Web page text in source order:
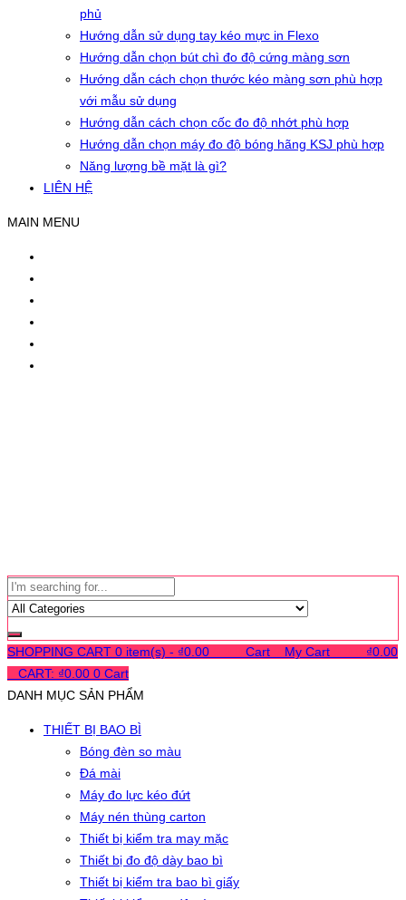
phủ
Hướng dẫn sử dụng tay kéo mực in Flexo
Hướng dẫn chọn bút chì đo độ cứng màng sơn
Hướng dẫn cách chọn thước kéo màng sơn phù hợp
với mẫu sử dụng
Hướng dẫn cách chọn cốc đo độ nhớt phù hợp
Hướng dẫn chọn máy đo độ bóng hãng KSJ phù hợp
Năng lượng bề mặt là gì?
LIÊN HỆ
MAIN MENU
SHOPPING CART 0 item(s) - ₫0.00 Cart My Cart ₫0.00
CART: ₫0.00 0 Cart
DANH MỤC SẢN PHẨM
THIẾT BỊ BAO BÌ
Bóng đèn so màu
Đá mài
Máy đo lực kéo đứt
Máy nén thùng carton
Thiết bị kiểm tra may mặc
Thiết bị đo độ dày bao bì
Thiết bị kiểm tra bao bì giấy